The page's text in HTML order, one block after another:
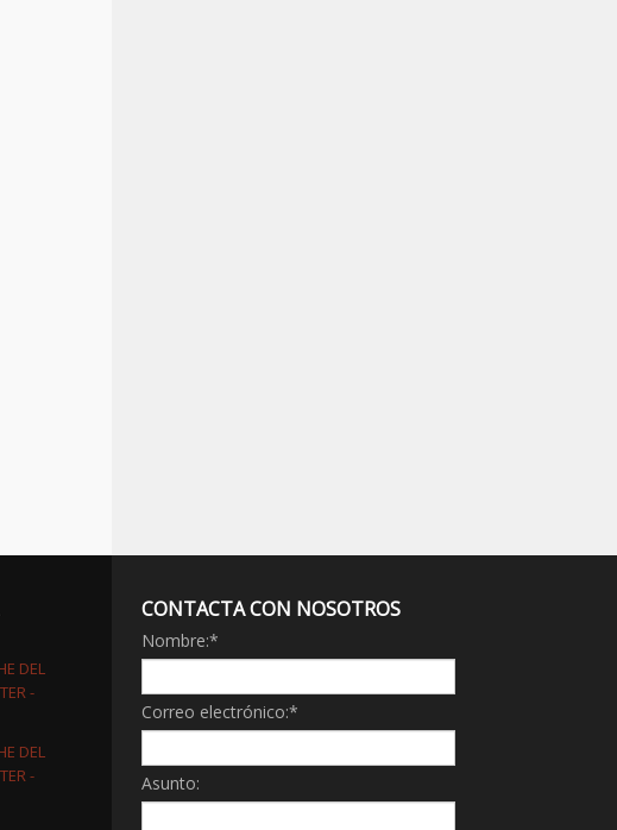
CONTACTA CON NOSOTROS
Nombre:*
Correo electrónico:*
Asunto: